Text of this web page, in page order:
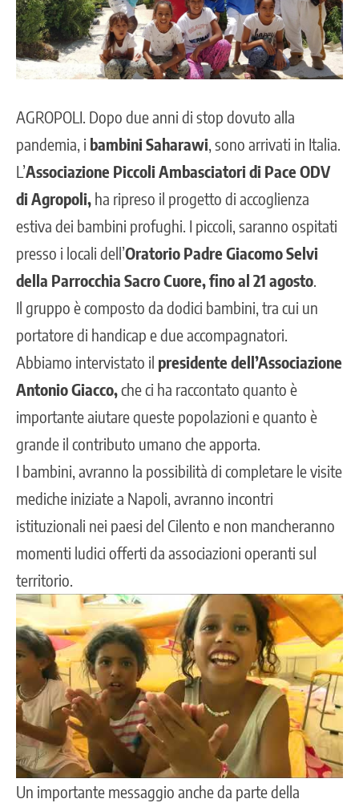
AGROPOLI. Dopo due anni di stop dovuto alla
pandemia, i bambini Saharawi, sono arrivati in Italia.
L’Associazione Piccoli Ambasciatori di Pace ODV
di Agropoli, ha ripreso il progetto di accoglienza
estiva dei bambini profughi. I piccoli, saranno ospitati
presso i locali dell’Oratorio Padre Giacomo Selvi
della Parrocchia Sacro Cuore, fino al 21 agosto.
Il gruppo è composto da dodici bambini, tra cui un
portatore di handicap e due accompagnatori.
Abbiamo intervistato il presidente dell’Associazione
Antonio Giacco,che ci ha raccontato quanto è
importante aiutare queste popolazioni e quanto è
grande il contributo umano che apporta.
I bambini, avranno la possibilità di completare le visite
mediche iniziate a Napoli, avranno incontri
istituzionali nei paesi del Cilento e non mancheranno
momenti ludici offerti da associazioni operanti sul
territorio.
Un importante messaggio anche da parte della